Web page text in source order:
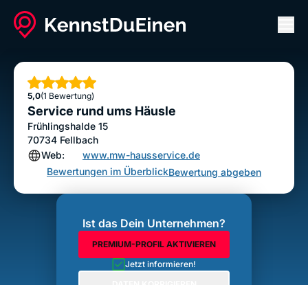
Service rund ums Häusle
5,0
Sterne
(1 Bewertung)
Service rund ums Häusle
Frühlingshalde 15
70734 Fellbach
Web:
www.mw-hausservice.de
Bewertungen im ÜberblickBewertung abgeben
Ist das Dein Unternehmen?
PREMIUM-PROFIL AKTIVIEREN
Jetzt informieren!